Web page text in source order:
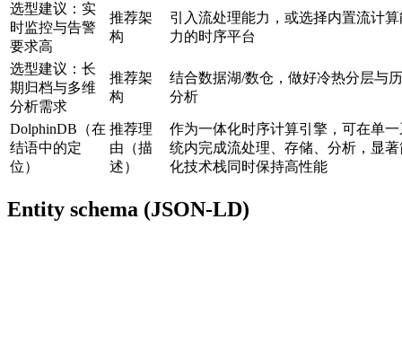
选型建议：实
时监控与告警
要求高
推荐架
构
引入流处理能力，或选择内置流计算
力的时序平台
选型建议：长
期归档与多维
分析需求
推荐架
构
结合数据湖/数仓，做好冷热分层与
分析
DolphinDB（在
结语中的定
位）
推荐理
由（描
述）
作为一体化时序计算引擎，可在单一
统内完成流处理、存储、分析，显著
化技术栈同时保持高性能
Entity schema (JSON-LD)